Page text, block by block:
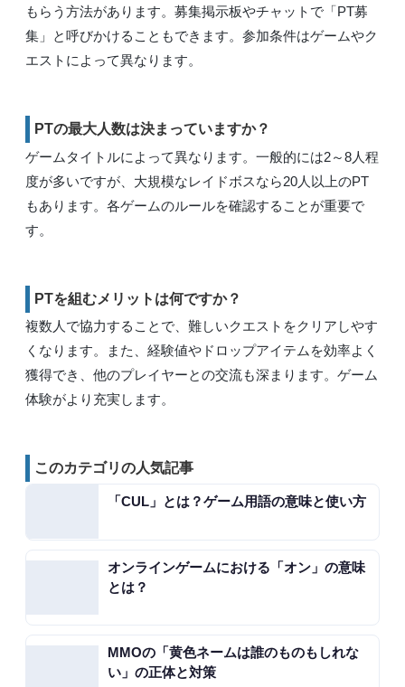
もらう方法があります。募集掲示板やチャットで「PT募
集」と呼びかけることもできます。参加条件はゲームやク
エストによって異なります。
PTの最大人数は決まっていますか？
ゲームタイトルによって異なります。一般的には2～8人程
度が多いですが、大規模なレイドボスなら20人以上のPT
もあります。各ゲームのルールを確認することが重要で
す。
PTを組むメリットは何ですか？
複数人で協力することで、難しいクエストをクリアしやす
くなります。また、経験値やドロップアイテムを効率よく
獲得でき、他のプレイヤーとの交流も深まります。ゲーム
体験がより充実します。
このカテゴリの人気記事
「CUL」とは？ゲーム用語の意味と使い方
オンラインゲームにおける「オン」の意味
とは？
MMOの「黄色ネームは誰のものもしれな
い」の正体と対策